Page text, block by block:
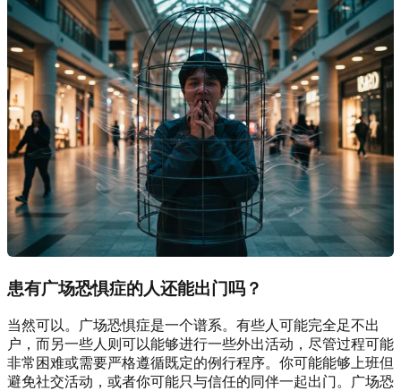
患有广场恐惧症的人还能出门吗？
当然可以。广场恐惧症是一个谱系。有些人可能完全足不出
户，而另一些人则可以能够进行一些外出活动，尽管过程可能
非常困难或需要严格遵循既定的例行程序。你可能能够上班但
避免社交活动，或者你可能只与信任的同伴一起出门。广场恐